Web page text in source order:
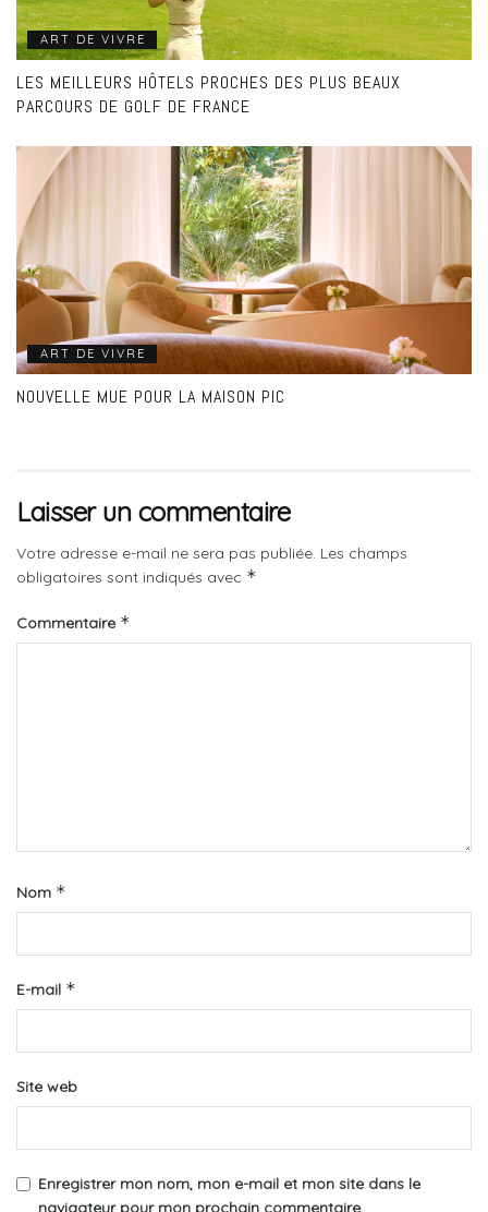
ART DE VIVRE
LES MEILLEURS HÔTELS PROCHES DES PLUS BEAUX
PARCOURS DE GOLF DE FRANCE
ART DE VIVRE
NOUVELLE MUE POUR LA MAISON PIC
Laisser un commentaire
Votre adresse e-mail ne sera pas publiée. Les champs
obligatoires sont indiqués avec *
Commentaire *
Nom *
E-mail *
Site web
Enregistrer mon nom, mon e-mail et mon site dans le
navigateur pour mon prochain commentaire.